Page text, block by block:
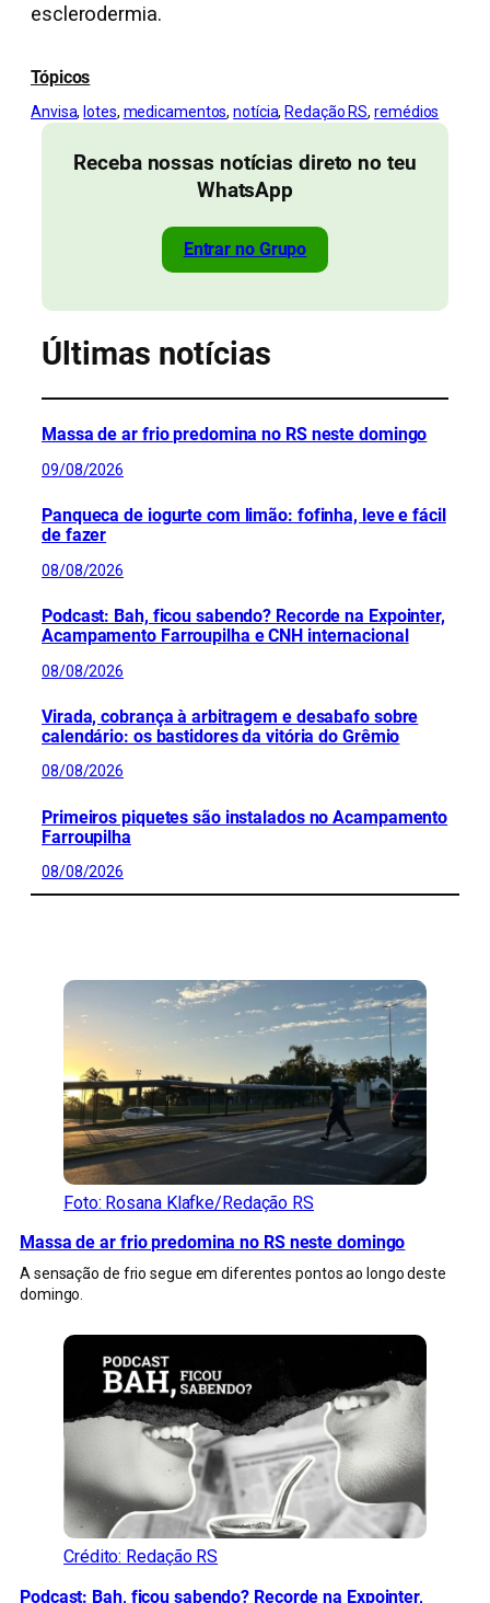
esclerodermia.
Tópicos
Anvisa, lotes, medicamentos, notícia, Redação RS, remédios
Receba nossas notícias direto no teu
WhatsApp
Entrar no Grupo
Últimas notícias
Massa de ar frio predomina no RS neste domingo
09/08/2026
Panqueca de iogurte com limão: fofinha, leve e fácil
de fazer
08/08/2026
Podcast: Bah, ficou sabendo? Recorde na Expointer,
Acampamento Farroupilha e CNH internacional
08/08/2026
Virada, cobrança à arbitragem e desabafo sobre
calendário: os bastidores da vitória do Grêmio
08/08/2026
Primeiros piquetes são instalados no Acampamento
Farroupilha
08/08/2026
Foto: Rosana Klafke/Redação RS
Massa de ar frio predomina no RS neste domingo
A sensação de frio segue em diferentes pontos ao longo deste
domingo.
Crédito: Redação RS
Podcast: Bah, ficou sabendo? Recorde na Expointer,